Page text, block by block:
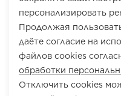
персонализировать
Продолжая
даёте согласие на
файлов cookies
обработки
Отключить cookies